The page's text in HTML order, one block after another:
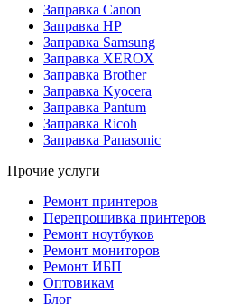
Заправка Canon
Заправка HP
Заправка Samsung
Заправка XEROX
Заправка Brother
Заправка Kyocera
Заправка Pantum
Заправка Ricoh
Заправка Panasonic
Прочие услуги
Ремонт принтеров
Перепрошивка принтеров
Ремонт ноутбуков
Ремонт мониторов
Ремонт ИБП
Оптовикам
Блог